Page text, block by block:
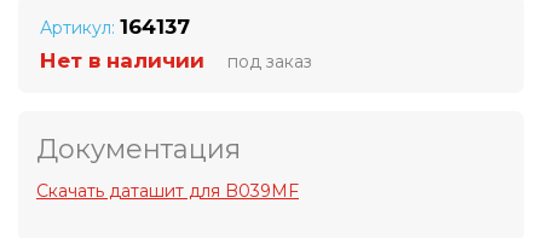
Артикул: 164137
Нет в наличии
под заказ
Документация
Скачать даташит для B039MF